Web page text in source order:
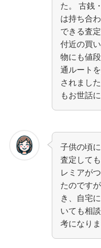
た。 古銭
は持ち合
できる査
付近の買
物にも値
通ルート
されまし
もお世話
子供の頃
査定して
レミアが
たのです
き、自宅
いても相
考になりま